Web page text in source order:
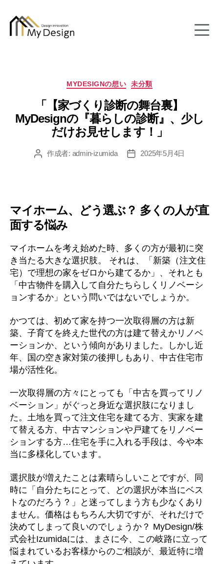
カ
ゴ
リ
ー
MYDESIGNの想い 未分類
「【家づくり診断の舞台裏】
MyDesignの『暮らしの診断』、少し
だけお見せします！」
投 作成者: admin-izumida
投
2025年5月4日
マイホーム、どう選ぶ？ 多くの人が直
面する悩み
マイホームを考え始めた時、多くの方が最初に突
き当たる大きな選択肢。 それは、「新築（注文住
宅）で理想の家をゼロから建てるか」、それとも
「中古物件を購入して自分たちらしくリノベーシ
ョンするか」という問いではないでしょうか。
かつては、初めて家を持つ一次取得層の方は新
築、子育てを終えた世代の方は建て替えかリノベ
ーションか、という傾向がありました。しかし近
年、国の空き家対策の後押しもあり、中古住宅市
場が活性化。
一次取得層の方々にとっても「中古を買ってリノ
ベーション」がぐっと身近な選択肢になりまし
た。土地を買って注文住宅を建てる方、実家を建
て替える方、中古マンションや戸建てをリノベー
ションする方…住宅を手に入れる手段は、今や本
当に多様化しています。
選択肢が増えたことは素晴らしいことですが、同
時に「自分たちにとって、どの選択が本当にベス
トなのだろう？」と迷ってしまう方も少なくあり
ません。価格はもちろん大切ですが、それだけで
決めてしまって良いのでしょうか？ MyDesign/株
式会社Izumidaには、まさに今、この岐路に立って
悩まれているお客様からのご相談が、最近特に増